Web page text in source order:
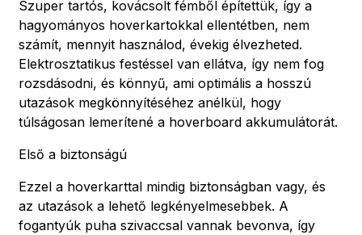
Szuper tartós, kovácsolt fémből építettük, így a
hagyományos hoverkartokkal ellentétben, nem
számít, mennyit használod, évekig élvezheted.
Elektrosztatikus festéssel van ellátva, így nem fog
rozsdásodni, és könnyű, ami optimális a hosszú
utazások megkönnyítéséhez anélkül, hogy
túlságosan lemerítené a hoverboard akkumulátorát.
Első a biztonságú
Ezzel a hoverkarttal mindig biztonságban vagy, és
az utazások a lehető legkényelmesebbek. A
fogantyúk puha szivaccsal vannak bevonva, így